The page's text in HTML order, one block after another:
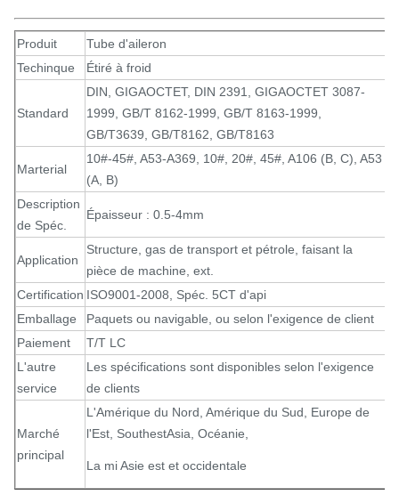
Produit
Tube d'aileron
Techinque
Étiré à froid
Standard
DIN, GIGAOCTET, DIN 2391, GIGAOCTET 3087-
1999, GB/T 8162-1999, GB/T 8163-1999,
GB/T3639, GB/T8162, GB/T8163
Marterial
10#-45#, A53-A369, 10#, 20#, 45#, A106 (B, C), A53
(A, B)
Description
de Spéc.
Épaisseur : 0.5-4mm
Application
Structure, gas de transport et pétrole, faisant la
pièce de machine, ext.
Certification ISO9001-2008, Spéc. 5CT d'api
Emballage
Paquets ou navigable, ou selon l'exigence de client
Paiement
T/T LC
L'autre
service
Les spécifications sont disponibles selon l'exigence
de clients
Marché
principal
L'Amérique du Nord, Amérique du Sud, Europe de
l'Est, SouthestAsia, Océanie,
La mi Asie est et occidentale